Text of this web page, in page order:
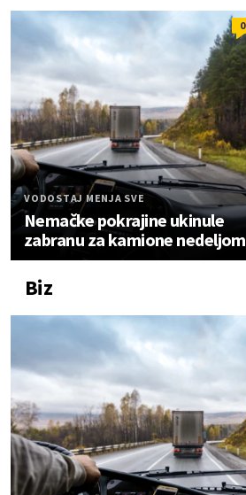
0
VODOSTAJ MENJA SVE
Nemačke pokrajine ukinule
zabranu za kamione nedeljom
Biz